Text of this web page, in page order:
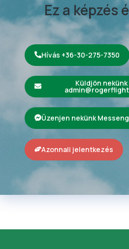
Ez a képzés
Hívás +36-30-275-7350
Küldjön
Üzenjen nekünk
Azonnali jelentkezés